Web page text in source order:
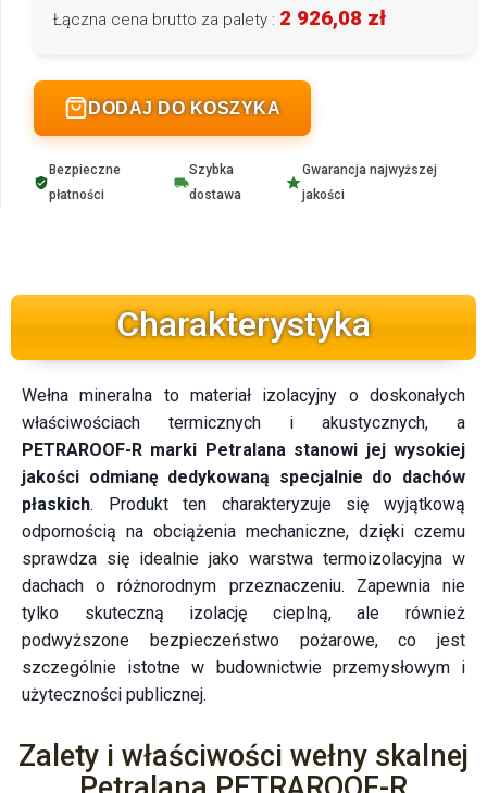
Łączna cena brutto za palety : 2 926,08 zł
DODAJ DO KOSZYKA
Bezpieczne
płatności
Szybka
dostawa
Gwarancja najwyższej
jakości
Charakterystyka
Wełna mineralna to materiał izolacyjny o doskonałych
właściwościach termicznych i akustycznych, a
PETRAROOF-R marki Petralana stanowi jej wysokiej
jakości odmianę dedykowaną specjalnie do dachów
płaskich. Produkt ten charakteryzuje się wyjątkową
odpornością na obciążenia mechaniczne, dzięki czemu
sprawdza się idealnie jako warstwa termoizolacyjna w
dachach o różnorodnym przeznaczeniu. Zapewnia nie
tylko skuteczną izolację cieplną, ale również
podwyższone bezpieczeństwo pożarowe, co jest
szczególnie istotne w budownictwie przemysłowym i
użyteczności publicznej.
Zalety i właściwości wełny skalnej